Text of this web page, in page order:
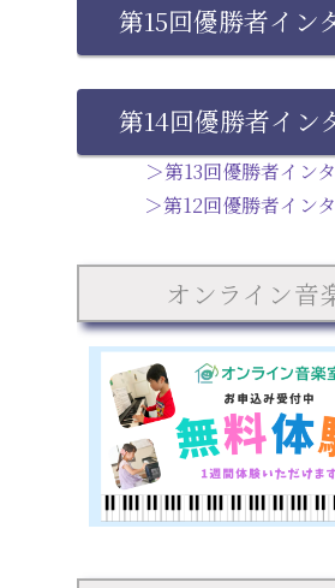
第15回優勝者イン
第14回優勝者イン
＞第13回優勝者イン
＞第12回優勝者イン
オンライン音